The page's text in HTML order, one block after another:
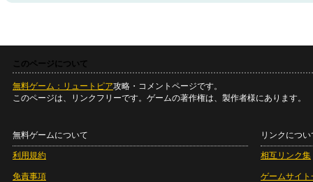
このページについて
無料ゲーム：リュートピア攻略・コメントページです。
このページは、リンクフリーです。ゲームの著作権は、製作者様にあります。
無料ゲームについて
利用規約
免責事項
リンクについ
相互リンク集
ゲームサイト